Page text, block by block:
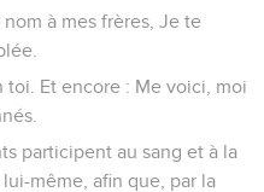
à mes frères, Je te
toi. Et encore : Me voici, moi
participent au sang et à la
même, afin que, par la